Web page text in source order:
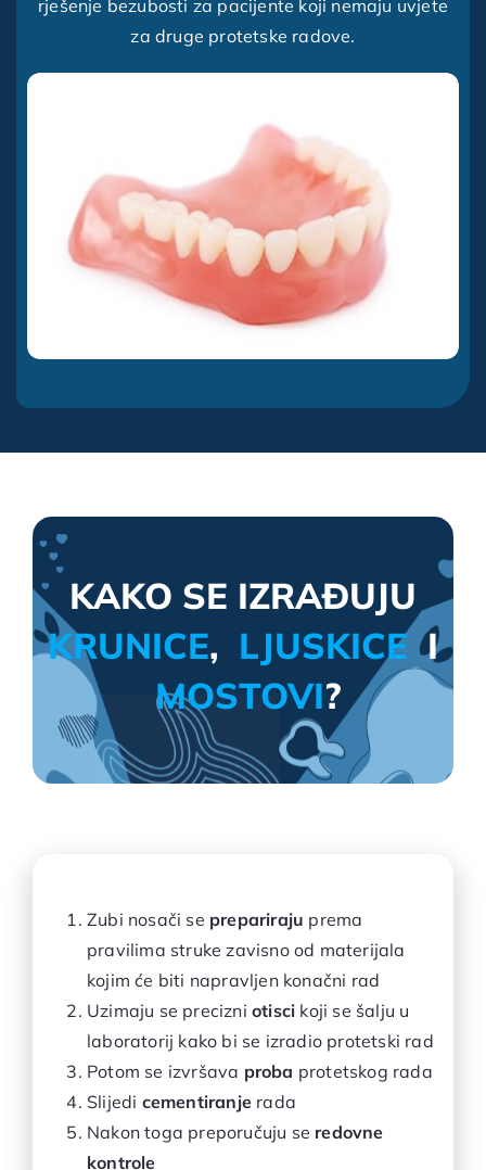
rješenje bezubosti za pacijente koji nemaju uvjete
za druge protetske radove.
KAKO SE IZRAĐUJU
KRUNICE, LJUSKICEI
MOSTOVI?
Zubi nosači se prepariraju prema
pravilima struke zavisno od materijala
kojim će biti napravljen konačni rad
Uzimaju se precizni otisci koji se šalju u
laboratorij kako bi se izradio protetski rad
Potom se izvršava proba protetskog rada
Slijedi cementiranje rada
Nakon toga preporučuju se redovne
kontrole